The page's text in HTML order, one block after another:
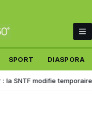
SPORT DIASPORA
modifie temporairement